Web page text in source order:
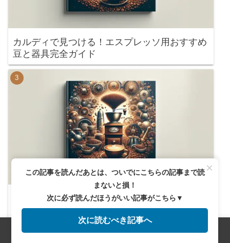
カルディで見つける！エスプレッソ用おすすめ
豆と器具完全ガイド
無印の保存容器おすすめ5選！コーヒーの鮮度
を保つ秘訣とは？
サイドバー
×
この記事を読んだあとは、ついでにこちらの記事まで読
まないと損！
次に必ず読んだほうがいい記事がこちら▼
次に読むべき記事へ